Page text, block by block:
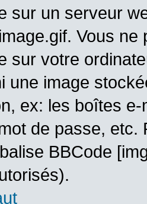
sur un serveur
Vous
sur votre
une image
ex: les boîtes
de passe,
BBCode